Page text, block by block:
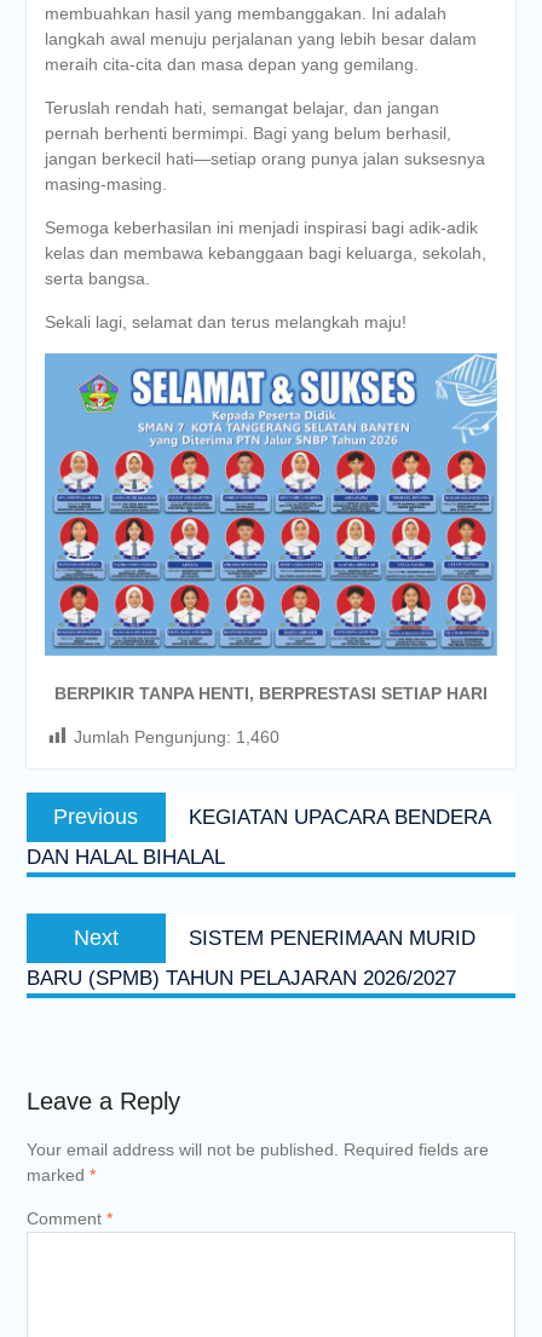
membuahkan hasil yang membanggakan. Ini adalah
langkah awal menuju perjalanan yang lebih besar dalam
meraih cita-cita dan masa depan yang gemilang.
Teruslah rendah hati, semangat belajar, dan jangan
pernah berhenti bermimpi. Bagi yang belum berhasil,
jangan berkecil hati—setiap orang punya jalan suksesnya
masing-masing.
Semoga keberhasilan ini menjadi inspirasi bagi adik-adik
kelas dan membawa kebanggaan bagi keluarga, sekolah,
serta bangsa.
Sekali lagi, selamat dan terus melangkah maju!
BERPIKIR TANPA HENTI, BERPRESTASI SETIAP HARI
Jumlah Pengunjung: 1,460
Post
navigation
Previous
Previous
KEGIATAN UPACARA BENDERA
DAN HALAL BIHALAL
Next
Next
SISTEM PENERIMAAN MURID
BARU (SPMB) TAHUN PELAJARAN 2026/2027
Leave a Reply
Your email address will not be published. Required fields are
marked *
Comment *